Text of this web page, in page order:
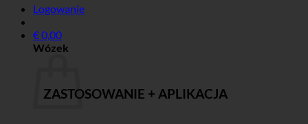
Logowanie
€0,00
Wózek
ZASTOSOWANIE + APLIKACJA